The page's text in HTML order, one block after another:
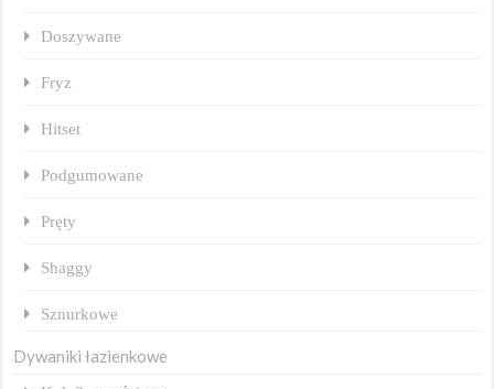
Doszywane
Fryz
Hitset
Podgumowane
Pręty
Shaggy
Sznurkowe
Dywaniki łazienkowe